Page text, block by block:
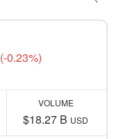
(-0.23%)
VOLUME
$18.27 B USD